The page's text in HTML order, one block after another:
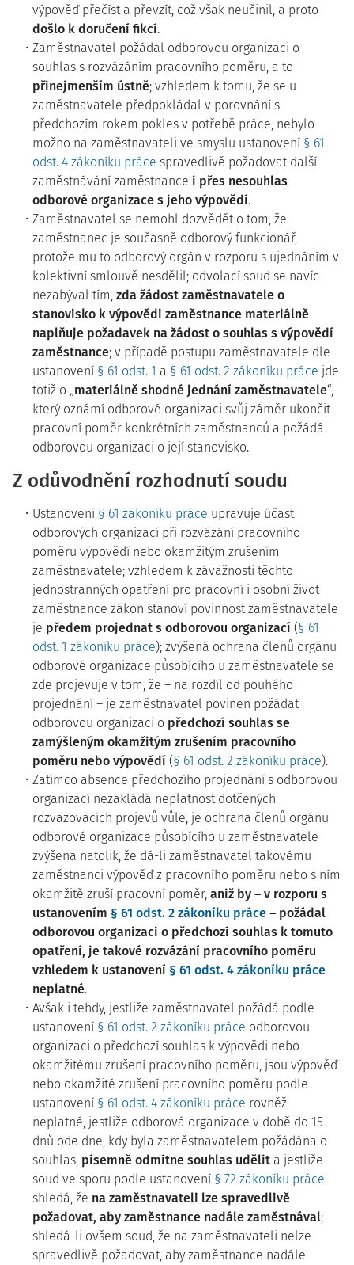
výpověď přečíst a převzít, což však neučinil, a proto
došlo k doručení fikcí.
Zaměstnavatel požádal odborovou organizaci o
souhlas s rozvázáním pracovního poměru, a to
přinejmenším ústně; vzhledem k tomu, že se u
zaměstnavatele předpokládal v porovnání s
předchozím rokem pokles v potřebě práce, nebylo
možno na zaměstnavateli ve smyslu ustanovení § 61
odst. 4 zákoníku práce spravedlivě požadovat další
zaměstnávání zaměstnance i přes nesouhlas
odborové organizace s jeho výpovědí.
Zaměstnavatel se nemohl dozvědět o tom, že
zaměstnanec je současně odborový funkcionář,
protože mu to odborový orgán v rozporu s ujednáním v
kolektivní smlouvě nesdělil; odvolací soud se navíc
nezabýval tím, zda žádost zaměstnavatele o
stanovisko k výpovědi zaměstnance materiálně
naplňuje požadavek na žádost o souhlas s výpovědí
zaměstnance; v případě postupu zaměstnavatele dle
ustanovení § 61 odst. 1 a § 61 odst. 2 zákoníku práce jde
totiž o „materiálně shodné jednání zaměstnavatele“,
který oznámí odborové organizaci svůj záměr ukončit
pracovní poměr konkrétních zaměstnanců a požádá
odborovou organizaci o její stanovisko.
Z odůvodnění rozhodnutí soudu
Ustanovení § 61 zákoníku práce upravuje účast
odborových organizací při rozvázání pracovního
poměru výpovědí nebo okamžitým zrušením
zaměstnavatele; vzhledem k závažnosti těchto
jednostranných opatření pro pracovní i osobní život
zaměstnance zákon stanoví povinnost zaměstnavatele
je předem projednat s odborovou organizací (§ 61
odst. 1 zákoníku práce); zvýšená ochrana členů orgánu
odborové organizace působícího u zaměstnavatele se
zde projevuje v tom, že – na rozdíl od pouhého
projednání – je zaměstnavatel povinen požádat
odborovou organizaci o předchozí souhlas se
zamýšleným okamžitým zrušením pracovního
poměru nebo výpovědí (§ 61 odst. 2 zákoníku práce).
Zatímco absence předchozího projednání s odborovou
organizací nezakládá neplatnost dotčených
rozvazovacích projevů vůle, je ochrana členů orgánu
odborové organizace působícího u zaměstnavatele
zvýšena natolik, že dá-li zaměstnavatel takovému
zaměstnanci výpověď z pracovního poměru nebo s ním
okamžitě zruší pracovní poměr, aniž by – v rozporu s
ustanovením § 61 odst. 2 zákoníku práce – požádal
odborovou organizaci o předchozí souhlas k tomuto
opatření, je takové rozvázání pracovního poměru
vzhledem k ustanovení § 61 odst. 4 zákoníku práce
neplatné.
Avšak i tehdy, jestliže zaměstnavatel požádá podle
ustanovení § 61 odst. 2 zákoníku práce odborovou
organizaci o předchozí souhlas k výpovědi nebo
okamžitému zrušení pracovního poměru, jsou výpověď
nebo okamžité zrušení pracovního poměru podle
ustanovení § 61 odst. 4 zákoníku práce rovněž
neplatné, jestliže odborová organizace v době do 15
dnů ode dne, kdy byla zaměstnavatelem požádána o
souhlas, písemně odmítne souhlas udělit a jestliže
soud ve sporu podle ustanovení § 72 zákoníku práce
shledá, že na zaměstnavateli lze spravedlivě
požadovat, aby zaměstnance nadále zaměstnával;
shledá-li ovšem soud, že na zaměstnavateli nelze
spravedlivě požadovat, aby zaměstnance nadále